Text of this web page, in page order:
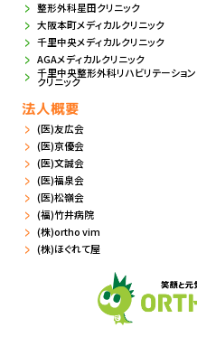
整形外科星田クリニック
大阪本町メディカルクリニック
千里中央メディカルクリニック
AGAメディカルクリニック
千里中央整形外科リハビリテーション
クリニック
法人概要
(医)友広会
(医)京優会
(医)文誠会
(医)福泉会
(医)松嶺会
(福)竹井病院
(株)ortho vim
(株)ほぐれて屋